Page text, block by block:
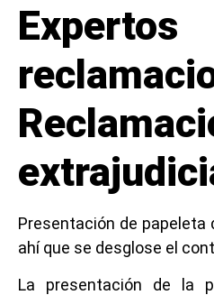
Presentación de papeleta
ahí que se desglose el
La presentación de la